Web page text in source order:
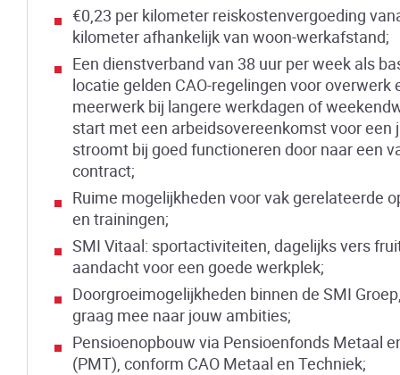
€0,23 per kilometer reiskostenvergoeding
kilometer afhankelijk van woon-werkafstand;
Een dienstverband van 38 uur per week als
locatie gelden CAO-regelingen voor overwerk
meerwerk bij langere werkdagen of
start met een arbeidsovereenkomst voor een
stroomt bij goed functioneren door naar een
contract;
Ruime mogelijkheden voor vak gerelateerde
en trainingen;
SMI Vitaal: sportactiviteiten, dagelijks vers
aandacht voor een goede werkplek;
Doorgroeimogelijkheden binnen de SMI
graag mee naar jouw ambities;
Pensioenopbouw via Pensioenfonds Metaal
(PMT), conform CAO Metaal en Techniek;